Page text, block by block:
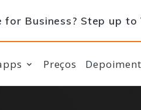
for Business? Step up to
Preços